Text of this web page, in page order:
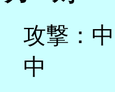
攻撃：
中